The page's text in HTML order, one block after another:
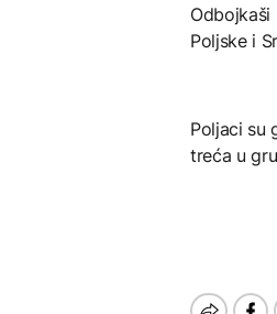
Poljske i
Poljaci su
treća u